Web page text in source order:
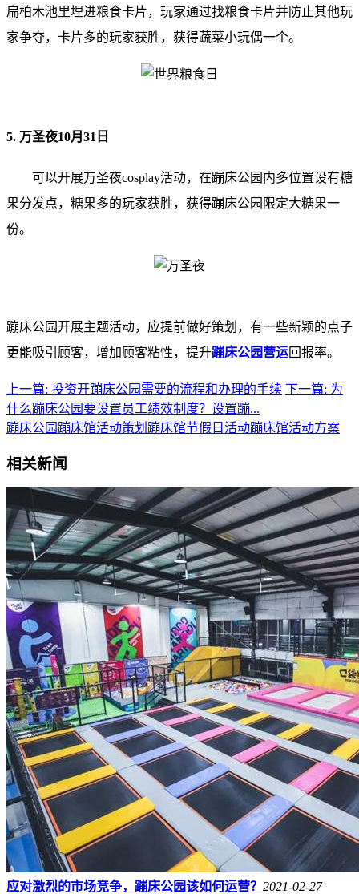
扁柏木池里埋进粮食卡片，玩家通过找粮食卡片并防止其他玩
家争夺，卡片多的玩家获胜，获得蔬菜小玩偶一个。
5. 万圣夜10月31日
可以开展万圣夜cosplay活动，在蹦床公园内多位置设有糖
果分发点，糖果多的玩家获胜，获得蹦床公园限定大糖果一
份。
蹦床公园开展主题活动，应提前做好策划，有一些新颖的点子
更能吸引顾客，增加顾客粘性，提升蹦床公园营运回报率。
上一篇: 投资开蹦床公园需要的流程和办理的手续 下一篇: 为
什么蹦床公园要设置员工绩效制度？设置蹦...
蹦床公园 蹦床馆活动策划 蹦床馆节假日活动蹦床馆活动方案
相关新闻
应对激烈的市场竞争，蹦床公园该如何运营？ 2021-02-27